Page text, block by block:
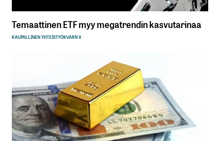
Temaattinen ETF myy megatrendin kasvutarinaa
KAUPALLINEN YHTEISTYÖKVARN X